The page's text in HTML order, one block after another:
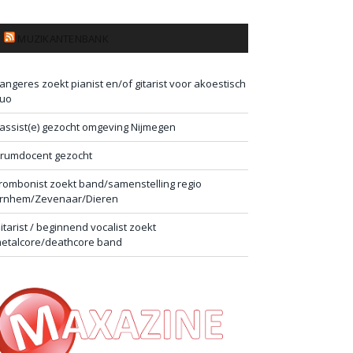
zoekt pianist en/of gitarist voor akoestisch
gezocht omgeving Nijmegen
gezocht
zoekt band/samenstelling regio
Zevenaar/Dieren
/ beginnend vocalist zoekt
deathcore band